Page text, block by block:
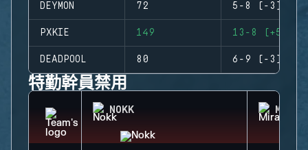
DEYMON 72 5-8 (-3)
PXKIE 149 13-8 (+5)
DEADPOOL 80 6-9 (-3)
特勤幹員禁用
NOKK MIRA